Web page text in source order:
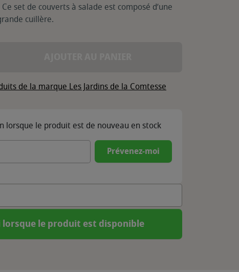
set de couverts à salade est composé d’une
cuillère.
de la marque Les Jardins de la Comtesse
lorsque le produit est de nouveau en stock
Prévenez-moi
lorsque le produit est disponible